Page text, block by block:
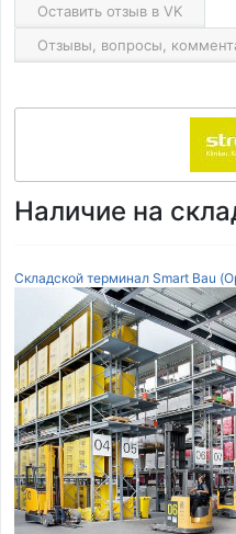
Оставить отзыв в VK
Отзывы, вопросы,
Наличие на
Складской терминал Smart Bau